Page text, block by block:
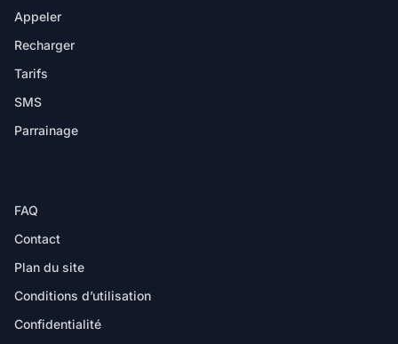
Appeler
Recharger
Tarifs
SMS
Parrainage
FAQ
Contact
Plan du site
Conditions d’utilisation
Confidentialité